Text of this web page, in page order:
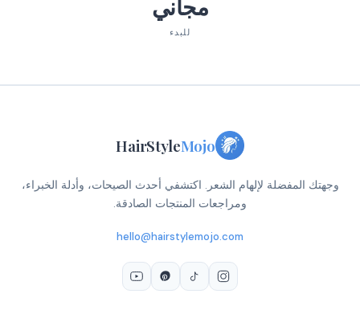
مجاني
للبدء
HairStyleMojo
وجهتك المفضلة لإلهام الشعر. اكتشفي أحدث الصيحات، وأدلة الخبراء،
ومراجعات المنتجات الصادقة.
hello@hairstylemojo.com